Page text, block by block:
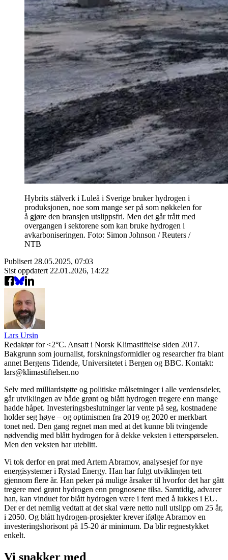
Hybrits stålverk i Luleå i Sverige bruker hydrogen i
produksjonen, noe som mange ser på som nøkkelen for
å gjøre den bransjen utslippsfri. Men det går trått med
overgangen i sektorene som kan bruke hydrogen i
avkarboniseringen. Foto: Simon Johnson / Reuters /
NTB
Publisert 28.05.2025, 07:03
Sist oppdatert 22.01.2026, 14:22
Lars Ursin
Redaktør for <2°C. Ansatt i Norsk Klimastiftelse siden 2017.
Bakgrunn som journalist, forskningsformidler og researcher fra blant
annet Bergens Tidende, Universitetet i Bergen og BBC. Kontakt:
lars@klimastiftelsen.no
Selv med milliardstøtte og politiske målsetninger i alle verdensdeler,
går utviklingen av både grønt og blått hydrogen tregere enn mange
hadde håpet. Investeringsbeslutninger lar vente på seg, kostnadene
holder seg høye – og optimismen fra 2019 og 2020 er merkbart
tonet ned. Den gang regnet man med at det kunne bli tvingende
nødvendig med blått hydrogen for å dekke veksten i etterspørselen.
Men den veksten har uteblitt.
Vi tok derfor en prat med Artem Abramov, analysesjef for nye
energisystemer i Rystad Energy. Han har fulgt utviklingen tett
gjennom flere år. Han peker på mulige årsaker til hvorfor det har gått
tregere med grønt hydrogen enn prognosene tilsa. Samtidig, advarer
han, kan vinduet for blått hydrogen være i ferd med å lukkes i EU.
Der er det nemlig vedtatt at det skal være netto null utslipp om 25 år,
i 2050. Og blått hydrogen-prosjekter krever ifølge Abramov en
investeringshorisont på 15-20 år minimum. Da blir regnestykket
enkelt.
Vi snakker med